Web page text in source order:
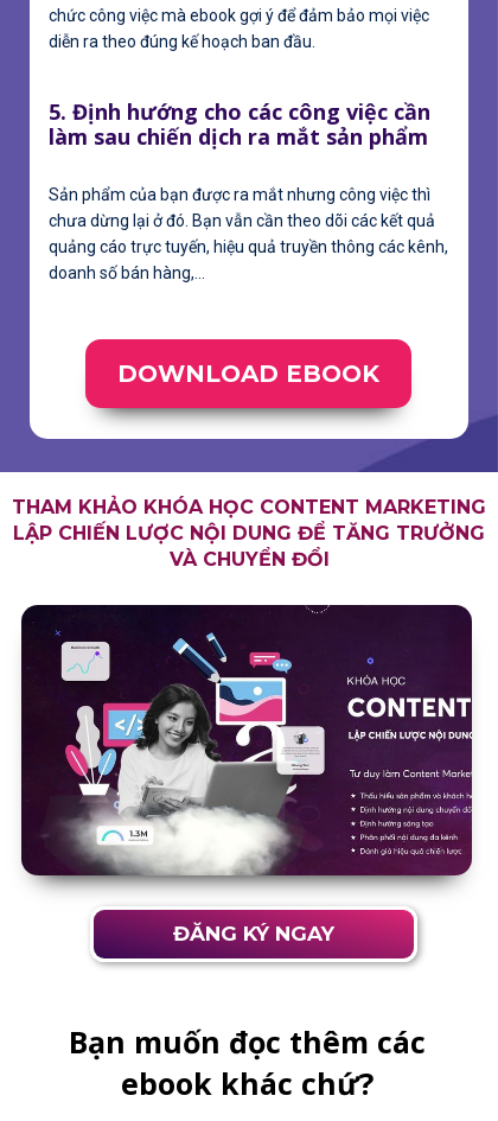
DOWNLOAD EBOOK
chức công việc mà ebook gợi ý để đảm bảo mọi việc
diễn ra theo đúng kế hoạch ban đầu.
5. Định hướng cho các công việc cần
làm sau chiến dịch ra mắt sản phẩm
Sản phẩm của bạn được ra mắt nhưng công việc thì
chưa dừng lại ở đó. Bạn vẫn cần theo dõi các kết quả
quảng cáo trực tuyến, hiệu quả truyền thông các kênh,
doanh số bán hàng,...
THAM KHẢO KHÓA HỌC CONTENT MARKETING
LẬP CHIẾN LƯỢC NỘI DUNG ĐỂ TĂNG TRƯỞNG
VÀ CHUYỂN ĐỔI
ĐĂNG KÝ NGAY
Bạn muốn đọc thêm các
ebook khác chứ?